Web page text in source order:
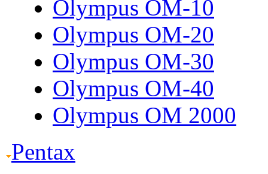
Olympus OM-10
Olympus OM-20
Olympus OM-30
Olympus OM-40
Olympus OM 2000
Pentax